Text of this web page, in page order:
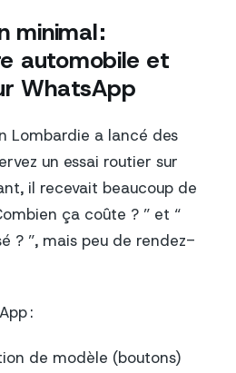
minimal :
automobile et
WhatsApp
Lombardie a lancé des
un essai routier sur
il recevait beaucoup de
ça coûte ? ” et “
? ”, mais peu de rendez-
:
de modèle (boutons)